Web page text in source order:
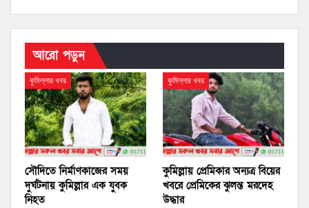
আরো পড়ুন
কুমিল্লার খবর
সৌদিতে নির্মাণকাজের সময়
দুর্ঘটনায় কুমিল্লার এক যুবক
নিহত
কুমিল্লার খবর
কুমিল্লায় প্রেমিকার অন্যত্র বিয়ের
খবরে প্রেমিকের ঝুলন্ত মরদেহ
উদ্ধার